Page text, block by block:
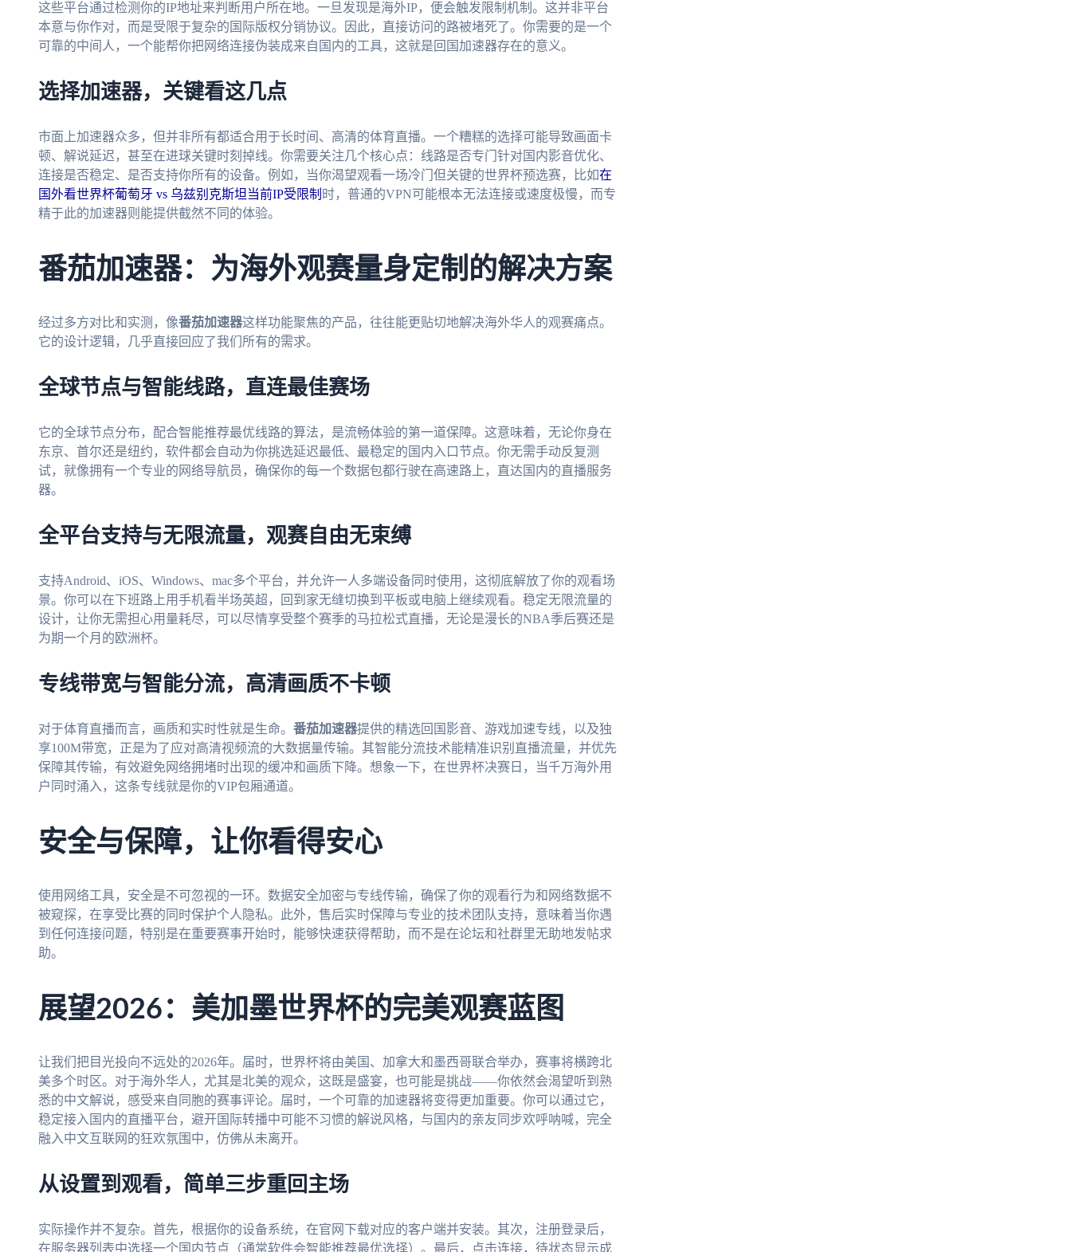
这些平台通过检测你的IP地址来判断用户所在地。一旦发现是海外IP，便会触发限制机制。这并非平台
本意与你作对，而是受限于复杂的国际版权分销协议。因此，直接访问的路被堵死了。你需要的是一个
可靠的中间人，一个能帮你把网络连接伪装成来自国内的工具，这就是回国加速器存在的意义。
选择加速器，关键看这几点
市面上加速器众多，但并非所有都适合用于长时间、高清的体育直播。一个糟糕的选择可能导致画面卡
顿、解说延迟，甚至在进球关键时刻掉线。你需要关注几个核心点：线路是否专门针对国内影音优化、
连接是否稳定、是否支持你所有的设备。例如，当你渴望观看一场冷门但关键的世界杯预选赛，比如在
国外看世界杯葡萄牙 vs 乌兹别克斯坦当前IP受限制 时，普通的VPN可能根本无法连接或速度极慢，而专
精于此的加速器则能提供截然不同的体验。
番茄加速器：为海外观赛量身定制的解决方案
经过多方对比和实测，像番茄加速器这样功能聚焦的产品，往往能更贴切地解决海外华人的观赛痛点。
它的设计逻辑，几乎直接回应了我们所有的需求。
全球节点与智能线路，直连最佳赛场
它的全球节点分布，配合智能推荐最优线路的算法，是流畅体验的第一道保障。这意味着，无论你身在
东京、首尔还是纽约，软件都会自动为你挑选延迟最低、最稳定的国内入口节点。你无需手动反复测
试，就像拥有一个专业的网络导航员，确保你的每一个数据包都行驶在高速路上，直达国内的直播服务
器。
全平台支持与无限流量，观赛自由无束缚
支持Android、iOS、Windows、mac多个平台，并允许一人多端设备同时使用，这彻底解放了你的观看场
景。你可以在下班路上用手机看半场英超，回到家无缝切换到平板或电脑上继续观看。稳定无限流量的
设计，让你无需担心用量耗尽，可以尽情享受整个赛季的马拉松式直播，无论是漫长的NBA季后赛还是
为期一个月的欧洲杯。
专线带宽与智能分流，高清画质不卡顿
对于体育直播而言，画质和实时性就是生命。 番茄加速器提供的精选回国影音、游戏加速专线，以及独
享100M带宽，正是为了应对高清视频流的大数据量传输。其智能分流技术能精准识别直播流量，并优先
保障其传输，有效避免网络拥堵时出现的缓冲和画质下降。想象一下，在世界杯决赛日，当千万海外用
户同时涌入，这条专线就是你的VIP包厢通道。
安全与保障，让你看得安心
使用网络工具，安全是不可忽视的一环。数据安全加密与专线传输，确保了你的观看行为和网络数据不
被窥探，在享受比赛的同时保护个人隐私。此外，售后实时保障与专业的技术团队支持，意味着当你遇
到任何连接问题，特别是在重要赛事开始时，能够快速获得帮助，而不是在论坛和社群里无助地发帖求
助。
展望2026：美加墨世界杯的完美观赛蓝图
让我们把目光投向不远处的2026年。届时，世界杯将由美国、加拿大和墨西哥联合举办，赛事将横跨北
美多个时区。对于海外华人，尤其是北美的观众，这既是盛宴，也可能是挑战——你依然会渴望听到熟
悉的中文解说，感受来自同胞的赛事评论。届时，一个可靠的加速器将变得更加重要。你可以通过它，
稳定接入国内的直播平台，避开国际转播中可能不习惯的解说风格，与国内的亲友同步欢呼呐喊，完全
融入中文互联网的狂欢氛围中，仿佛从未离开。
从设置到观看，简单三步重回主场
实际操作并不复杂。首先，根据你的设备系统，在官网下载对应的客户端并安装。其次，注册登录后，
在服务器列表中选择一个国内节点（通常软件会智能推荐最优选择）。最后，点击连接，待状态显示成